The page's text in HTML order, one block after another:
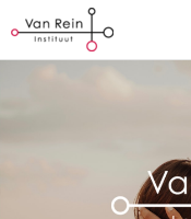
Zoeken